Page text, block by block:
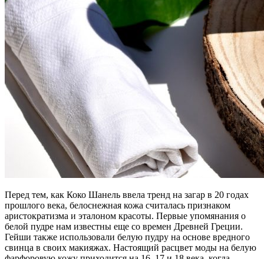
Перед тем, как Коко Шанель ввела тренд на загар в 20 годах
прошлого века, белоснежная кожа считалась признаком
аристократизма и эталоном красоты. Первые упомянания о
белой пудре нам известны еще со времен Древней Греции.
Гейши также использовали белую пудру на основе вредного
свинца в своих макияжах. Настоящий расцвет моды на белую